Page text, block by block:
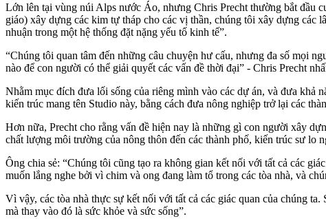
Lớn lên tại vùng núi Alps nước Áo, nhưng Chris Precht thường bắt đầu
giáo) xây dựng các kim tự tháp cho các vị thần, chúng tôi xây dựng các
nhuận trong một hệ thống đặt nặng yếu tố kinh tế”.
“Chúng tôi quan tâm đến những câu chuyện hư cấu, nhưng đa số mọi
nào để con người có thể giải quyết các vấn đề thời đại” - Chris Precht
Nhằm mục đích đưa lối sống của riêng mình vào các dự án, và đưa
kiến trúc mang tên Studio này, bằng cách đưa nông nghiệp trở lại các
Hơn nữa, Precht cho rằng vấn đề hiện nay là những gì con người xây
chất lượng môi trường của nông thôn đến các thành phố, kiến trúc sư lo
Ông chia sẻ: “Chúng tôi cũng tạo ra không gian kết nối với tất cả các
muốn lắng nghe bởi vì chim và ong đang làm tổ trong các tòa nhà, và
Vì vậy, các tòa nhà thực sự kết nối với tất cả các giác quan của chúng
mà thay vào đó là sức khỏe và sức sống”.